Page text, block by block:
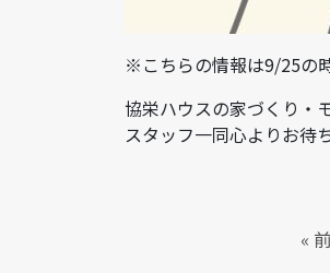
※こちらの情報は9/25の
協栄ハウスの家づくり・
スタッフ一同心よりお待
«